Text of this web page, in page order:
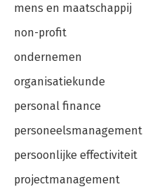
mens en maatschappij
non-profit
ondernemen
organisatiekunde
personal finance
personeelsmanagement
persoonlijke effectiviteit
projectmanagement